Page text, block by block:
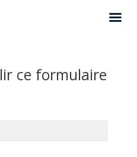
ce formulaire